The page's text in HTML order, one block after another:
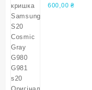
G981 s20
600,00 ₴